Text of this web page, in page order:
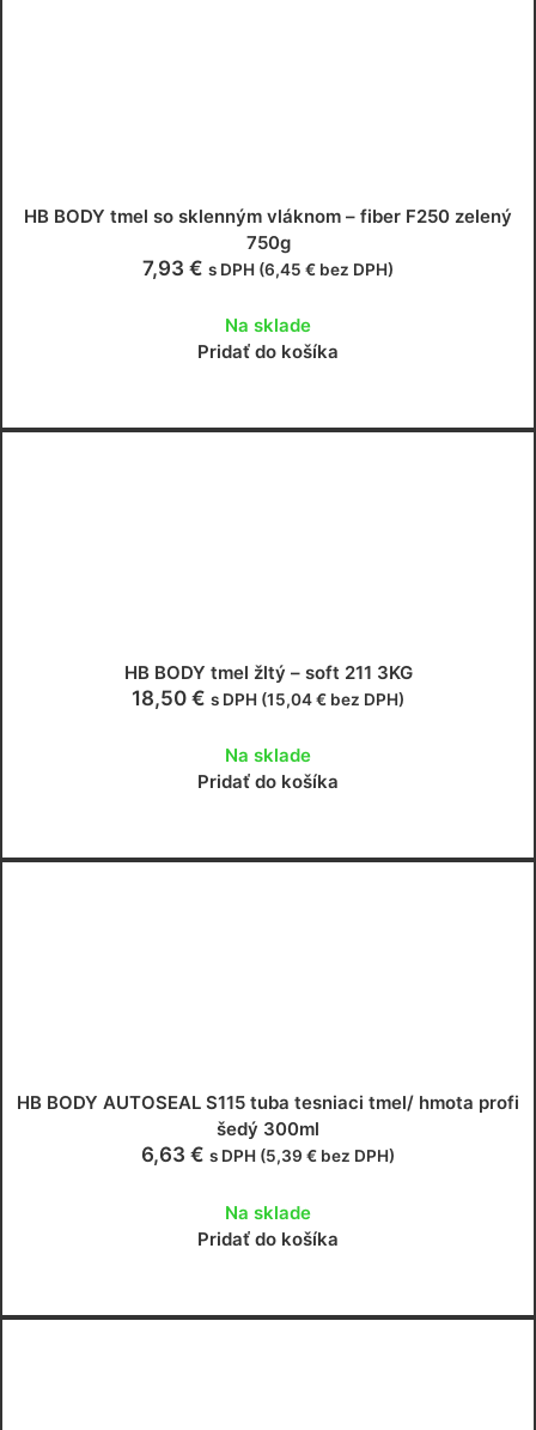
HB BODY tmel so sklenným vláknom – fiber F250 zelený
750g
7,93 € s DPH (6,45 € bez DPH)
Na sklade
Pridať do košíka
HB BODY tmel žltý – soft 211 3KG
18,50 € s DPH (15,04€ bez DPH)
Na sklade
Pridať do košíka
HB BODY AUTOSEAL S115 tuba tesniaci tmel/ hmota profi
šedý 300ml
6,63 € s DPH (5,39 € bez DPH)
Na sklade
Pridať do košíka